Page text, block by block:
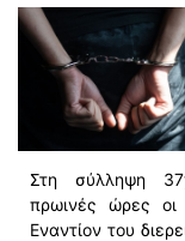
Στη σύλληψη
πρωινές ώρες οι
Εναντίον του